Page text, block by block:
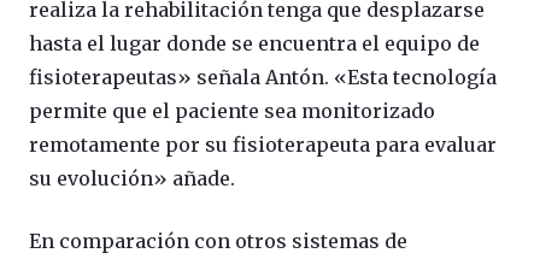
realiza la rehabilitación tenga que desplazarse
hasta el lugar donde se encuentra el equipo de
fisioterapeutas» señala Antón. «Esta tecnología
permite que el paciente sea monitorizado
remotamente por su fisioterapeuta para evaluar
su evolución» añade.
En comparación con otros sistemas de